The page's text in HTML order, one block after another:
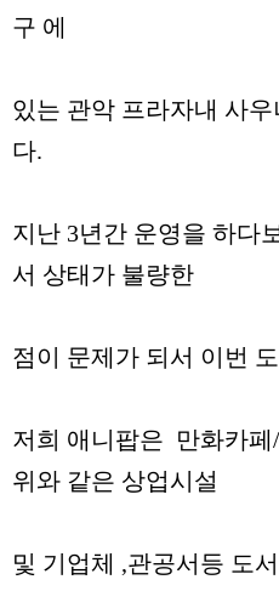
구 에
있는 관악 프라자내 사
다.
지난 3년간 운영을 하다
서 상태가 불량한
점이 문제가 되서 이번
저희 애니팝은 만화카
위와 같은 상업시설
및 기업체 ,관공서등 도